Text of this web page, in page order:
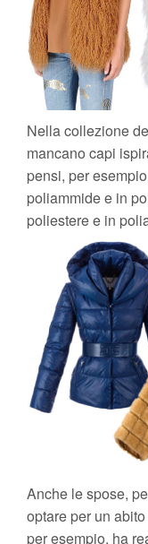
Nella collezione
mancano capi
pensi, per
poliammide e in
poliestere e in
Anche le spose,
optare per un
per esempio, ha